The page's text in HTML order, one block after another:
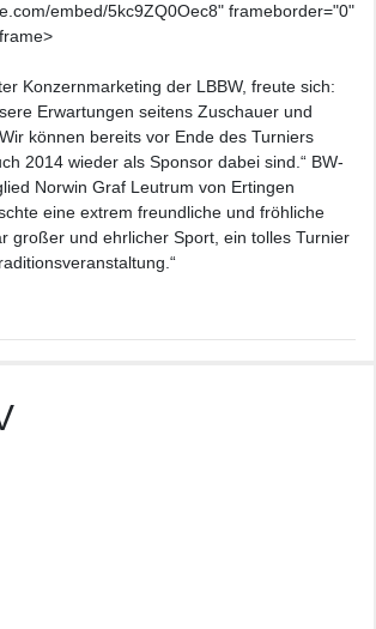
embed/5kc9ZQ0Oec8" frameborder="0"
Konzernmarketing der LBBW, freute sich:
Erwartungen seitens Zuschauer und
können bereits vor Ende des Turniers
2014 wieder als Sponsor dabei sind.“ BW-
Norwin Graf Leutrum von Ertingen
eine extrem freundliche und fröhliche
großer und ehrlicher Sport, ein tolles Turnier